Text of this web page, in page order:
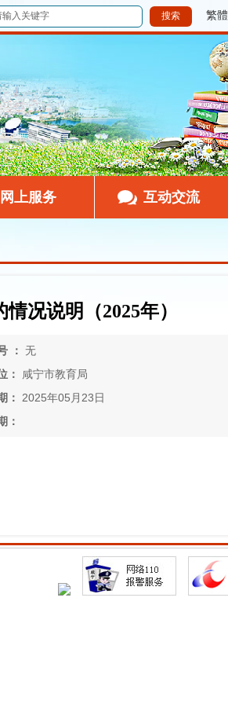
繁體
网上服务 互动交流
况说明（2025年）
： 无
：
咸宁市教育局
：
2025年05月23日
：